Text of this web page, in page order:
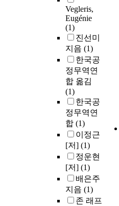
Vegleris,
Eugénie
(1)
진선미
지음 (1)
한국공
정무역연
합 옮김
(1)
한국공
정무역연
합 (1)
이정근
[저] (1)
정운현
[저] (1)
배은주
지음 (1)
존 래프